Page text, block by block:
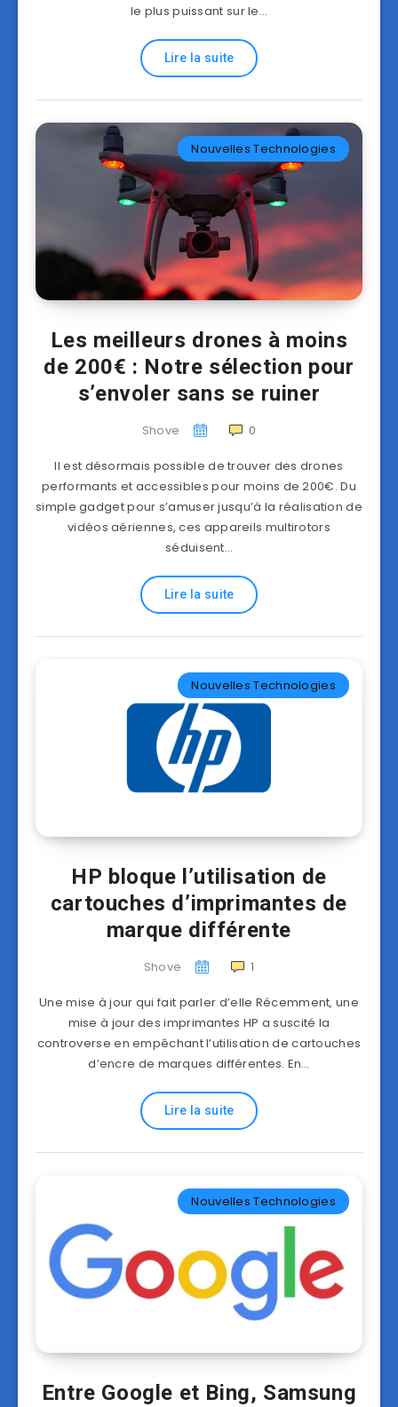
le plus puissant sur le…
Lire la suite
Nouvelles Technologies
Les meilleurs drones à moins
de 200€ : Notre sélection pour
s’envoler sans se ruiner
Shove 0
Il est désormais possible de trouver des drones
performants et accessibles pour moins de 200€. Du
simple gadget pour s’amuser jusqu’à la réalisation de
vidéos aériennes, ces appareils multirotors
séduisent…
Lire la suite
Nouvelles Technologies
HP bloque l’utilisation de
cartouches d’imprimantes de
marque différente
Shove 1
Une mise à jour qui fait parler d’elle Récemment, une
mise à jour des imprimantes HP a suscité la
controverse en empêchant l’utilisation de cartouches
d’encre de marques différentes. En…
Lire la suite
Nouvelles Technologies
Entre Google et Bing, Samsung